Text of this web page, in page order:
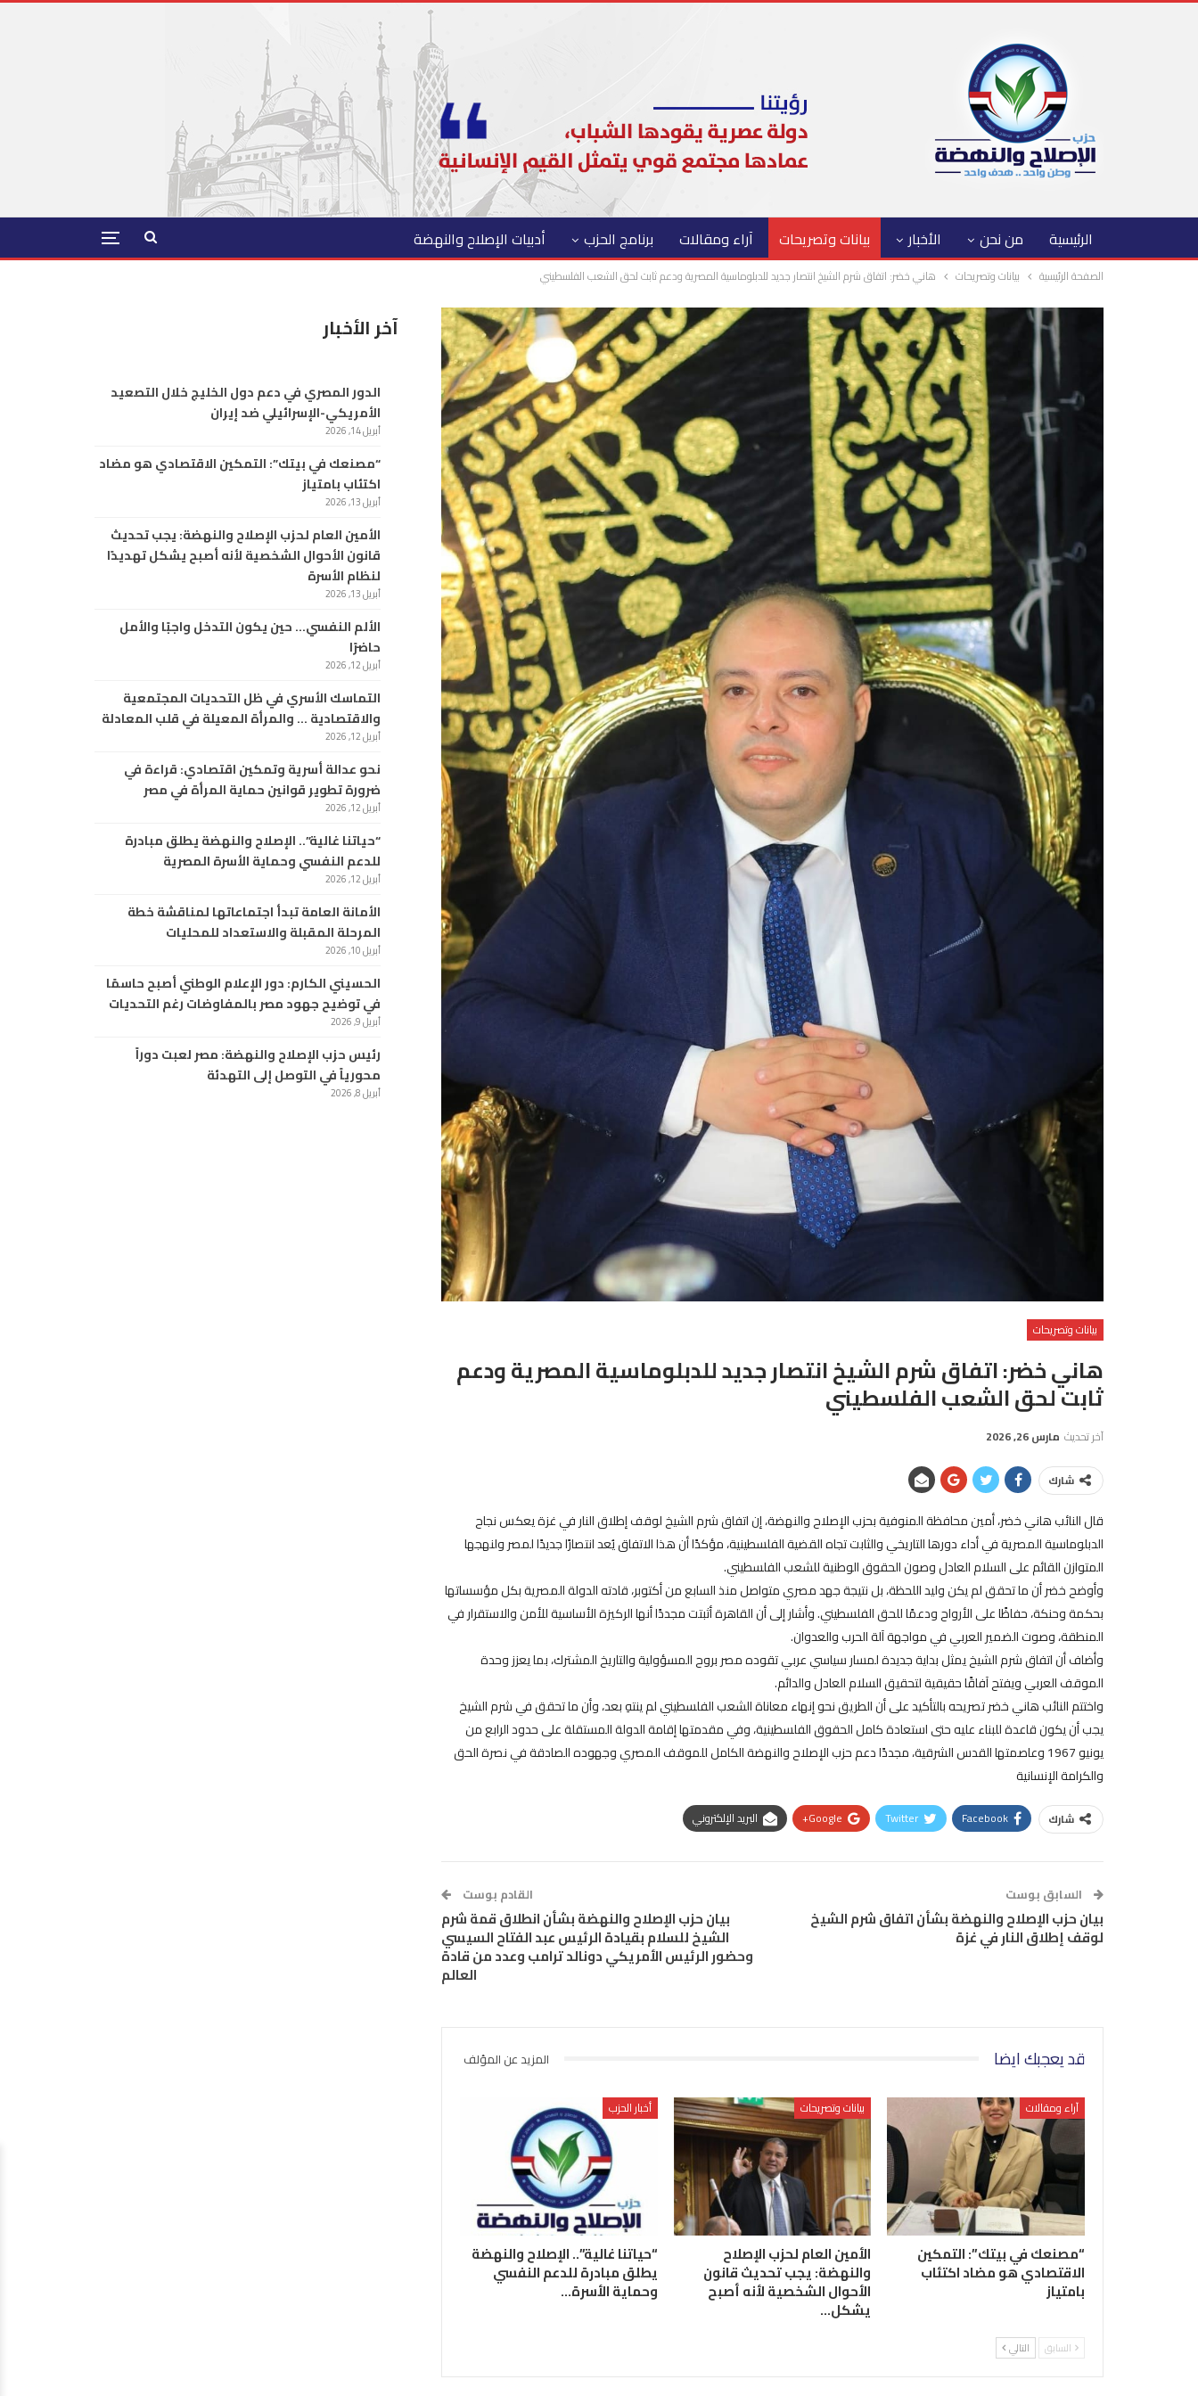
الرئيسية من نحن الأخبار بيانات وتصريحات آراء ومقالات برنامج الحزب أدبيات الإصلاح والنهضة
الصفحة الرئيسية بيانات وتصريحات هاني خضر: اتفاق شرم الشيخ انتصار جديد للدبلوماسية المصرية ودعم ثابت لحق الشعب الفلسطيني
بيانات وتصريحات
هاني خضر: اتفاق شرم الشيخ انتصار جديد للدبلوماسية المصرية ودعم
ثابت لحق الشعب الفلسطيني
آخر تحديث مارس 26, 2026
شارك
قال النائب هاني خضر، أمين محافظة المنوفية بحزب الإصلاح والنهضة، إن اتفاق شرم الشيخ لوقف إطلاق النار في غزة يعكس نجاح
الدبلوماسية المصرية في أداء دورها التاريخي والثابت تجاه القضية الفلسطينية، مؤكدًا أن هذا الاتفاق يُعد انتصارًا جديدًا لمصر ولنهجها
المتوازن القائم على السلام العادل وصون الحقوق الوطنية للشعب الفلسطيني.
وأوضح خضر أن ما تحقق لم يكن وليد اللحظة، بل نتيجة جهد مصري متواصل منذ السابع من أكتوبر، قادته الدولة المصرية بكل مؤسساتها
بحكمة وحنكة، حفاظًا على الأرواح ودعمًا للحق الفلسطيني. وأشار إلى أن القاهرة أثبتت مجددًا أنها الركيزة الأساسية للأمن والاستقرار في
المنطقة، وصوت الضمير العربي في مواجهة آلة الحرب والعدوان.
وأضاف أن اتفاق شرم الشيخ يمثل بداية جديدة لمسار سياسي عربي تقوده مصر بروح المسؤولية والتاريخ المشترك، بما يعزز وحدة
الموقف العربي ويفتح آفاقًا حقيقية لتحقيق السلام العادل والدائم.
واختتم النائب هاني خضر تصريحه بالتأكيد على أن الطريق نحو إنهاء معاناة الشعب الفلسطيني لم ينتهِ بعد، وأن ما تحقق في شرم الشيخ
يجب أن يكون قاعدة للبناء عليه حتى استعادة كامل الحقوق الفلسطينية، وفي مقدمتها إقامة الدولة المستقلة على حدود الرابع من
يونيو 1967 وعاصمتها القدس الشرقية، مجددًا دعم حزب الإصلاح والنهضة الكامل للموقف المصري وجهوده الصادقة في نصرة الحق
والكرامة الإنسانية
شارك Facebook
Twitter
Google+ البريد الإلكتروني
السابق بوست
بيان حزب الإصلاح والنهضة بشأن اتفاق شرم الشيخ
لوقف إطلاق النار في غزة
القادم بوست
بيان حزب الإصلاح والنهضة بشأن انطلاق قمة شرم
الشيخ للسلام بقيادة الرئيس عبد الفتاح السيسي
وحضور الرئيس الأمريكي دونالد ترامب وعدد من قادة
العالم
قد يعجبك ايضا المزيد عن المؤلف
آراء ومقالات
“مصنعك في بيتك”: التمكين
الاقتصادي هو مضاد اكتئاب
بامتياز
بيانات وتصريحات
الأمين العام لحزب الإصلاح
والنهضة: يجب تحديث قانون
الأحوال الشخصية لأنه أصبح
يشكل…
أخبار الحزب
“حياتنا غالية”.. الإصلاح والنهضة
يطلق مبادرة للدعم النفسي
وحماية الأسرة…
السابق التالي
آخر الأخبار
الدور المصري في دعم دول الخليج خلال التصعيد
الأمريكي-الإسرائيلي ضد إيران
أبريل 14, 2026
“مصنعك في بيتك”: التمكين الاقتصادي هو مضاد
اكتئاب بامتياز
أبريل 13, 2026
الأمين العام لحزب الإصلاح والنهضة: يجب تحديث
قانون الأحوال الشخصية لأنه أصبح يشكل تهديدًا
لنظام الأسرة
أبريل 13, 2026
الألم النفسي… حين يكون التدخل واجبًا والأمل
حاضرًا
أبريل 12, 2026
التماسك الأسري في ظل التحديات المجتمعية
والاقتصادية … والمرأة المعيلة في قلب المعادلة
أبريل 12, 2026
نحو عدالة أسرية وتمكين اقتصادي: قراءة في
ضرورة تطوير قوانين حماية المرأة في مصر
أبريل 12, 2026
“حياتنا غالية”.. الإصلاح والنهضة يطلق مبادرة
للدعم النفسي وحماية الأسرة المصرية
أبريل 12, 2026
الأمانة العامة تبدأ اجتماعاتها لمناقشة خطة
المرحلة المقبلة والاستعداد للمحليات
أبريل 10, 2026
الحسيني الكارم: دور الإعلام الوطني أصبح حاسمًا
في توضيح جهود مصر بالمفاوضات رغم التحديات
أبريل 9, 2026
رئيس حزب الإصلاح والنهضة: مصر لعبت دوراً
محورياً في التوصل إلى التهدئة
أبريل 8, 2026